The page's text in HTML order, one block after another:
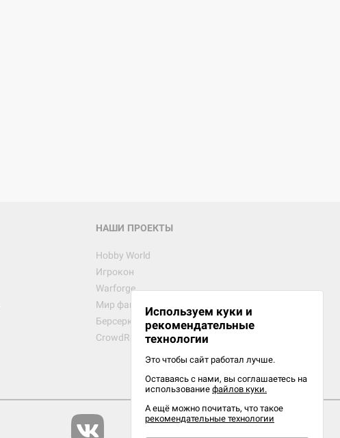
НАШИ ПРОЕКТЫ
Hobby World
Игрокон
Warforge
Мир фантастики
Берсерк
CrowdRepublic
Используем куки и
рекомендательные
технологии
Это чтобы сайт работал лучше.
Оставаясь с нами, вы соглашаетесь на
использование файлов куки.
А ещё можно почитать, что такое
рекомендательные технологии